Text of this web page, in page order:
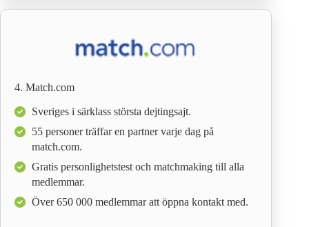
4. Match.com
Sveriges i särklass största dejtingsajt.
55 personer träffar en partner varje dag på
match.com.
Gratis personlighetstest och matchmaking till alla
medlemmar.
Över 650 000 medlemmar att öppna kontakt med.